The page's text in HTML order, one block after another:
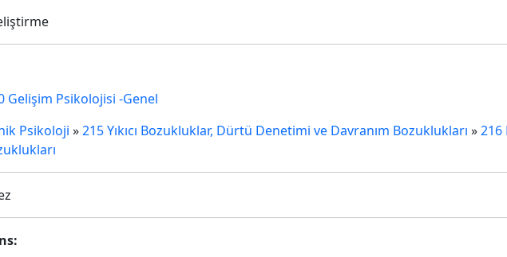
Gelişim Psikolojisi -Genel
Psikoloji »215 Yıkıcı Bozukluklar, Dürtü Denetimi ve Davranım Bozuklukları »216